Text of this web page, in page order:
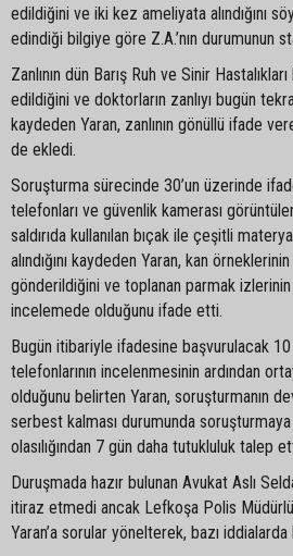
edildiğini ve iki kez ameliyata alındığını
edindiği bilgiye göre Z.A.’nın durumunun
Zanlının dün Barış Ruh ve Sinir
edildiğini ve doktorların zanlıyı bugün
kaydeden Yaran, zanlının gönüllü ifade
de ekledi.
Soruşturma sürecinde 30’un üzerinde
telefonları ve güvenlik kamerası
saldırıda kullanılan bıçak ile çeşitli
alındığını kaydeden Yaran, kan
gönderildiğini ve toplanan parmak
incelemede olduğunu ifade etti.
Bugün itibariyle ifadesine başvurulacak
telefonlarının incelenmesinin ardından
olduğunu belirten Yaran, soruşturmanın
serbest kalması durumunda
olasılığından 7 gün daha tutukluluk talep
Duruşmada hazır bulunan Avukat Aslı
itiraz etmedi ancak Lefkoşa Polis
Yaran’a sorular yönelterek, bazı iddialarda